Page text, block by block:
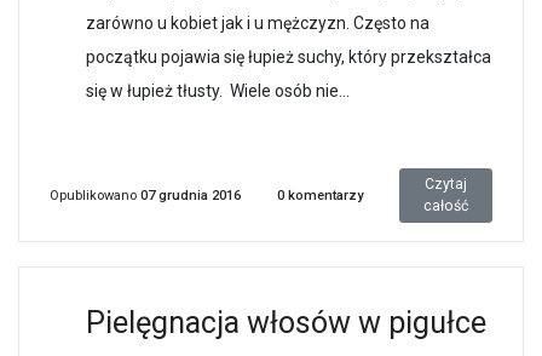
zarówno u kobiet jak i u mężczyzn. Często na
początku pojawia się łupież suchy, który przekształca
się w łupież tłusty. Wiele osób nie...
Opublikowano 07 grudnia 2016 0 komentarzy
Czytaj
całość
Pielęgnacja włosów w pigułce